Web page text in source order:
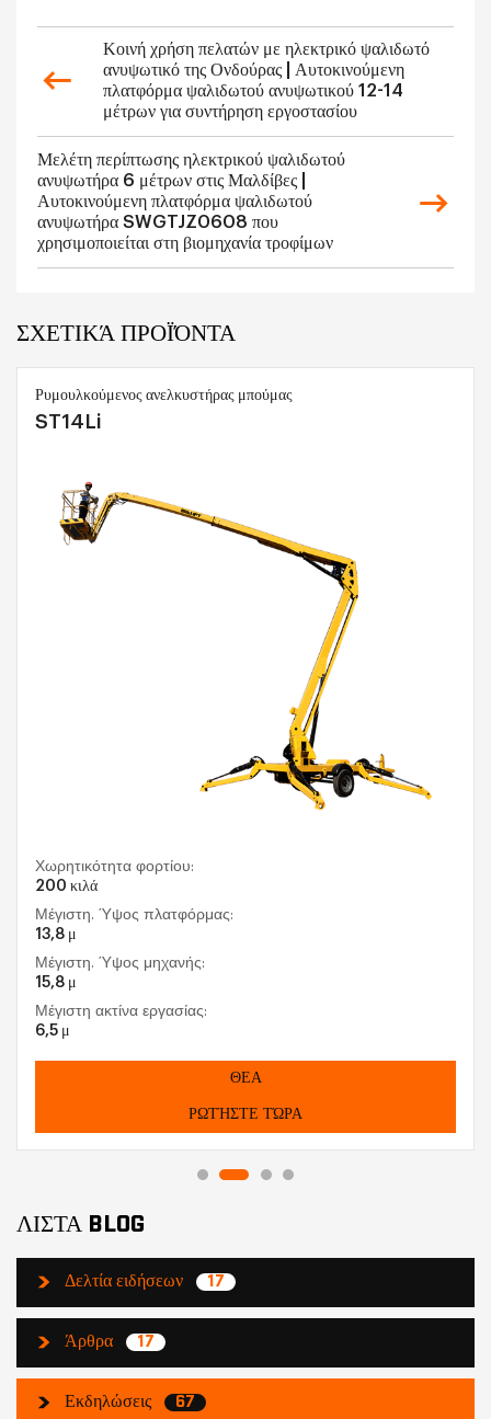
Κοινή χρήση πελατών με ηλεκτρικό ψαλιδωτό
ανυψωτικό της Ονδούρας | Αυτοκινούμενη
πλατφόρμα ψαλιδωτού ανυψωτικού 12-14
μέτρων για συντήρηση εργοστασίου
Μελέτη περίπτωσης ηλεκτρικού ψαλιδωτού
ανυψωτήρα 6 μέτρων στις Μαλδίβες |
Αυτοκινούμενη πλατφόρμα ψαλιδωτού
ανυψωτήρα SWGTJZ0608 που
χρησιμοποιείται στη βιομηχανία τροφίμων
ΣΧΕΤΙΚΆ ΠΡΟΪΌΝΤΑ
Ρυμουλκούμενος ανελκυστήρας μπούμας
ST14Li
Χωρητικότητα φορτίου:
200 κιλά
Μέγιστη. Ύψος πλατφόρμας:
13,8 μ
Μέγιστη. Ύψος μηχανής:
15,8 μ
Μέγιστη ακτίνα εργασίας:
6,5 μ
ΘΕΑ
ΡΩΤΉΣΤΕ ΤΏΡΑ
ΛΙΣΤΑ BLOG
Δελτία ειδήσεων 17
Άρθρα 17
Εκδηλώσεις 67